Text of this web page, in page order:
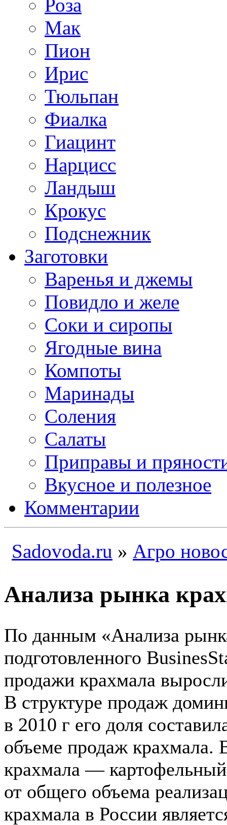
Роза
Мак
Пион
Ирис
Тюльпан
Фиалка
Гиацинт
Нарцисс
Ландыш
Крокус
Подснежник
Заготовки
Варенья и джемы
Повидло и желе
Соки и сиропы
Ягодные вина
Компоты
Маринады
Соления
Салаты
Приправы и
Вкусное и полезное
Комментарии
Sadovoda.ru » Агро
Анализа рынка
По данным «Анализа
подготовленного
продажи крахмала
В структуре продаж
в 2010 г его доля
объеме продаж крахмала.
крахмала —
от общего объема
крахмала в России